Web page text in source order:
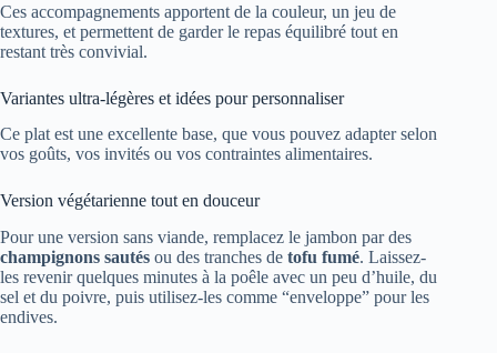
Ces accompagnements apportent de la couleur, un jeu de
textures, et permettent de garder le repas équilibré tout en
restant très convivial.
Variantes ultra-légères et idées pour personnaliser
Ce plat est une excellente base, que vous pouvez adapter selon
vos goûts, vos invités ou vos contraintes alimentaires.
Version végétarienne tout en douceur
Pour une version sans viande, remplacez le jambon par des
champignons sautés ou des tranches de tofu fumé. Laissez-
les revenir quelques minutes à la poêle avec un peu d’huile, du
sel et du poivre, puis utilisez-les comme “enveloppe” pour les
endives.